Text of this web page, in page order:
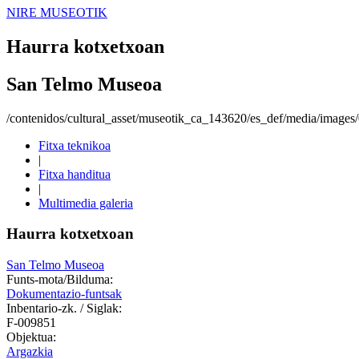
NIRE MUSEOTIK
Haurra kotxetxoan
San Telmo Museoa
/contenidos/cultural_asset/museotik_ca_143620/es_def/media/
Fitxa teknikoa
|
Fitxa handitua
|
Multimedia galeria
Haurra kotxetxoan
San Telmo Museoa
Funts-mota/Bilduma:
Dokumentazio-funtsak
Inbentario-zk. / Siglak:
F-009851
Objektua:
Argazkia